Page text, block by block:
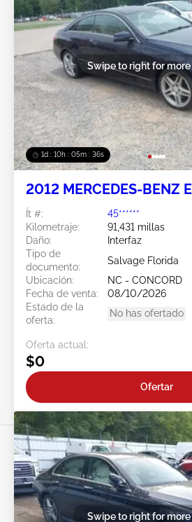
1d : 10h : 05m : 34s
Swipe to right for
2012 MERCEDES-BENZ
Ít #:
45******
Kilometraje:
91,431 millas
Daño:
Interfaz
Tipo de
documento:
Salvage Florida
Ubicación:
NC - CONCORD
Fecha de venta:
08/10/2026
Estado de la
oferta:
No has ofertado
Oferta actual:
$0
Ofertar
Swipe to right for